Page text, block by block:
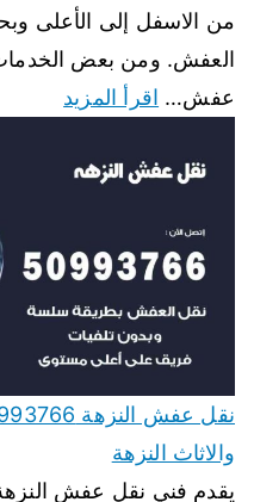
من الاسفل إلى الأعلى
العفش. ومن بعض
عفش… اقرأ المزيد
والاثاث النزهة
يقدم فني نقل عفش